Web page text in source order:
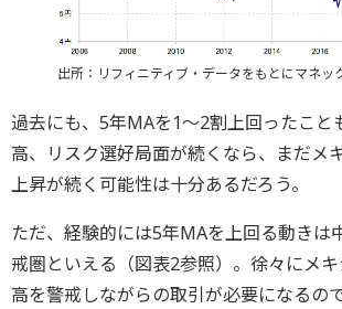
出所：リフィニティブ・データをもとにマネッ
過去にも、5年MAを1～2割上回ったこと
高、リスク選好局面が続くなら、まだメ
上昇が続く可能性は十分あるだろう。
ただ、経験的には5年MAを上回る動きは
戒圏といえる（図表2参照）。徐々にメ
高を警戒しながらの取引が必要になるの